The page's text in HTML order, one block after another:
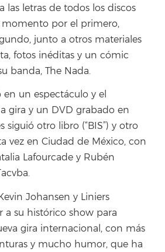
las letras de todos los discos
momento por el primero,
junto a otros materiales
fotos inéditas y un cómic
banda, The Nada.
un espectáculo y el
gira y un DVD grabado en
siguió otro libro (“BIS”) y otro
vez en Ciudad de México, con
Lafourcade y Rubén
Johansen y Liniers
a su histórico show para
gira internacional, con más
y mucho humor, que ha